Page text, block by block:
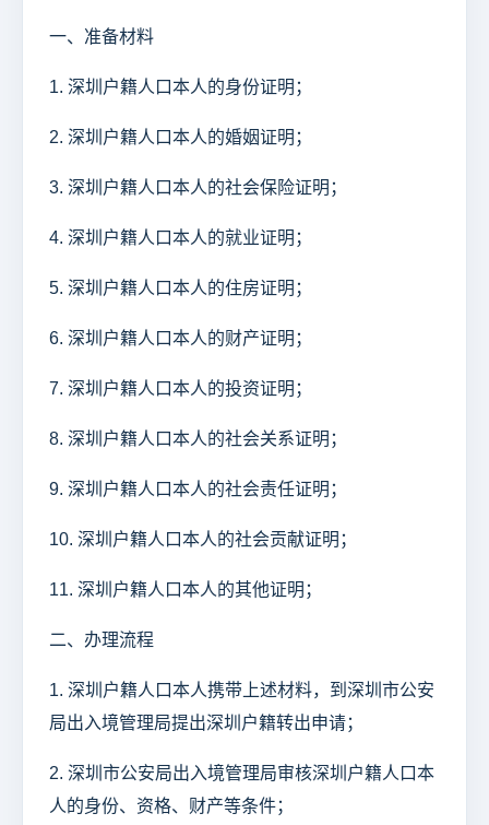
一、准备材料
1. 深圳户籍人口本人的身份证明；
2. 深圳户籍人口本人的婚姻证明；
3. 深圳户籍人口本人的社会保险证明；
4. 深圳户籍人口本人的就业证明；
5. 深圳户籍人口本人的住房证明；
6. 深圳户籍人口本人的财产证明；
7. 深圳户籍人口本人的投资证明；
8. 深圳户籍人口本人的社会关系证明；
9. 深圳户籍人口本人的社会责任证明；
10. 深圳户籍人口本人的社会贡献证明；
11. 深圳户籍人口本人的其他证明；
二、办理流程
1. 深圳户籍人口本人携带上述材料，到深圳市公安
局出入境管理局提出深圳户籍转出申请；
2. 深圳市公安局出入境管理局审核深圳户籍人口本
人的身份、资格、财产等条件；